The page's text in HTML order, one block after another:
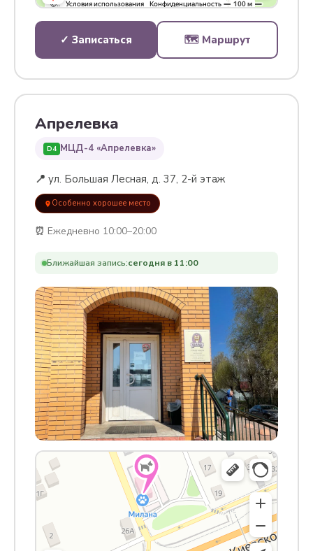
✓ Записаться 🗺 Маршрут
Апрелевка
D4 МЦД-4 «Апрелевка»
📍 ул. Большая Лесная, д. 37, 2-й этаж
Особенно хорошее место
⏰ Ежедневно 10:00–20:00
Ближайшая запись:сегодня в 11:00